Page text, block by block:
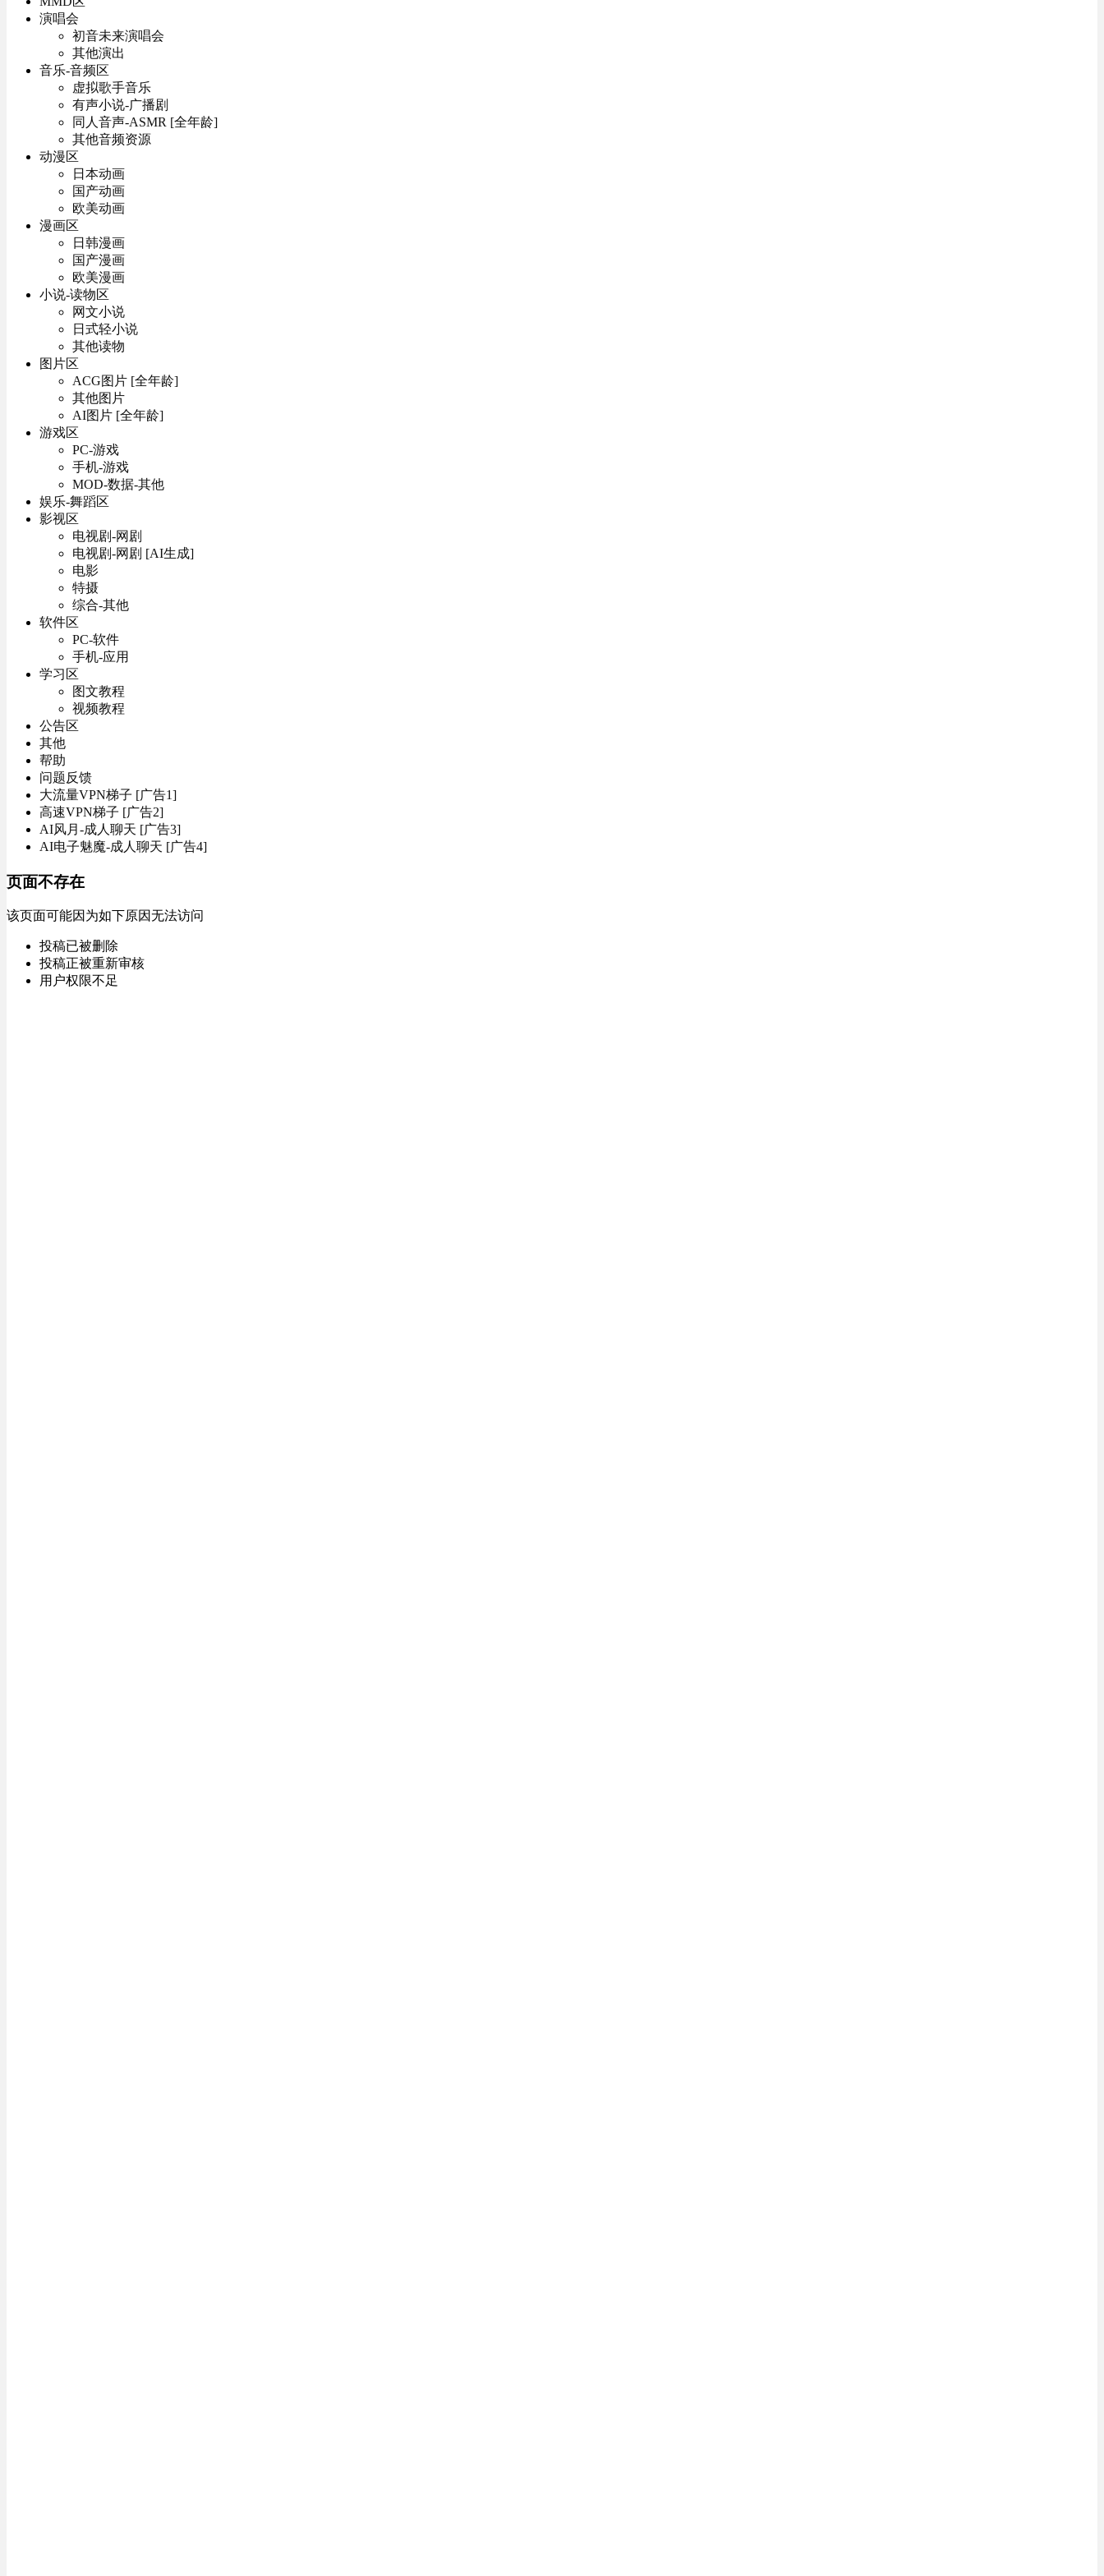
演唱会
初音未来演唱会
其他演出
音乐-音频区
虚拟歌手音乐
有声小说-广播剧
同人音声-ASMR [全年龄]
其他音频资源
动漫区
日本动画
国产动画
欧美动画
漫画区
日韩漫画
国产漫画
欧美漫画
小说-读物区
网文小说
日式轻小说
其他读物
图片区
ACG图片 [全年龄]
其他图片
AI图片 [全年龄]
游戏区
PC-游戏
手机-游戏
MOD-数据-其他
娱乐-舞蹈区
影视区
电视剧-网剧
电视剧-网剧 [AI生成]
电影
特摄
综合-其他
软件区
PC-软件
手机-应用
学习区
图文教程
视频教程
公告区
其他
帮助
问题反馈
大流量VPN梯子 [广告1]
高速VPN梯子 [广告2]
AI风月-成人聊天 [广告3]
AI电子魅魔-成人聊天 [广告4]
页面不存在
该页面可能因为如下原因无法访问
投稿已被删除
投稿正被重新审核
用户权限不足